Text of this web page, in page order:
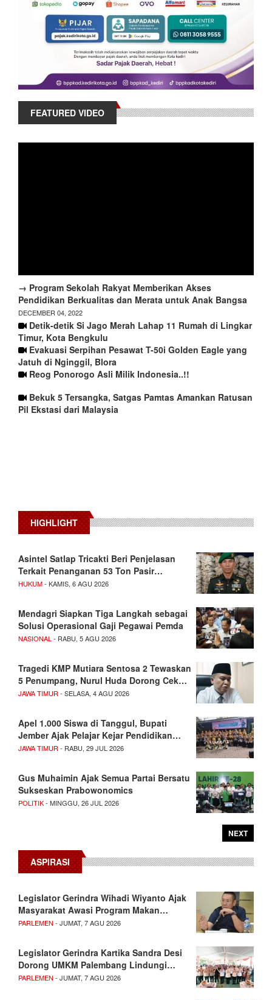
FEATURED VIDEO
→ Program Sekolah Rakyat Memberikan Akses
Pendidikan Berkualitas dan Merata untuk Anak Bangsa
DECEMBER 04, 2022
Detik-detik Si Jago Merah Lahap 11 Rumah di Lingkar
Timur, Kota Bengkulu
Evakuasi Serpihan Pesawat T-50i Golden Eagle yang
Jatuh di Nginggil, Blora
Reog Ponorogo Asli Milik Indonesia..!!
Bekuk 5 Tersangka, Satgas Pamtas Amankan Ratusan
Pil Ekstasi dari Malaysia
HIGHLIGHT
Asintel Satlap Tricakti Beri Penjelasan
Terkait Penanganan 53 Ton Pasir…
HUKUM- KAMIS, 6 AGU 2026
Mendagri Siapkan Tiga Langkah sebagai
Solusi Operasional Gaji Pegawai Pemda
NASIONAL - RABU, 5 AGU 2026
Tragedi KMP Mutiara Sentosa 2 Tewaskan
5 Penumpang, Nurul Huda Dorong Cek…
JAWA TIMUR - SELASA, 4 AGU 2026
Apel 1.000 Siswa di Tanggul, Bupati
Jember Ajak Pelajar Kejar Pendidikan…
JAWA TIMUR - RABU, 29 JUL 2026
Gus Muhaimin Ajak Semua Partai Bersatu
Sukseskan Prabowonomics
POLITIK- MINGGU, 26 JUL 2026
NEXT
ASPIRASI
Legislator Gerindra Wihadi Wiyanto Ajak
Masyarakat Awasi Program Makan…
PARLEMEN - JUMAT, 7 AGU 2026
Legislator Gerindra Kartika Sandra Desi
Dorong UMKM Palembang Lindungi…
PARLEMEN - JUMAT, 7 AGU 2026